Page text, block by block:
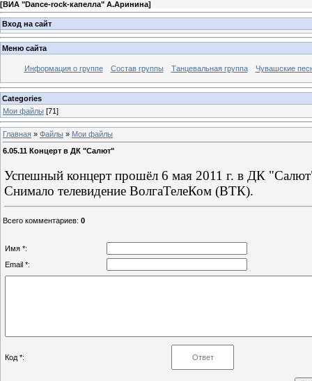
[ВИА "Dance-rock-капелла" А.Аринина]
Вход на сайт
Меню сайта
Информация о группе Состав группы Танцевальная группа Чувашские
Categories
Мои файлы [71]
Главная » Файлы » Мои файлы
6.05.11 Концерт в ДК "Салют"
Успешный концерт прошёл 6 мая 2011 г. в ДК
Снимало телевидение ВолгаТелеКом (ВТК).
Всего комментариев: 0
Имя *:
Email *:
Код *: